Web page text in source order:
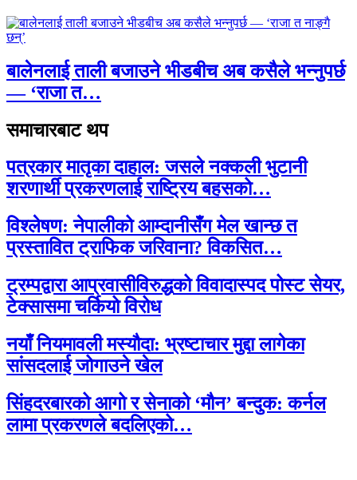
बालेनलाई ताली बजाउने भीडबीच अब कसैले भन्नुपर्छ
— ‘राजा त…
समाचारबाट थप
पत्रकार मातृका दाहाल: जसले नक्कली भुटानी
शरणार्थी प्रकरणलाई राष्ट्रिय बहसको…
विश्लेषण: नेपालीको आम्दानीसँग मेल खान्छ त
प्रस्तावित ट्राफिक जरिवाना? विकसित…
ट्रम्पद्वारा आप्रवासीविरुद्धको विवादास्पद पोस्ट सेयर,
टेक्सासमा चर्कियो विरोध
नयाँ नियमावली मस्यौदा: भ्रष्टाचार मुद्दा लागेका
सांसदलाई जोगाउने खेल
सिंहदरबारको आगो र सेनाको ‘मौन’ बन्दुक: कर्नल
लामा प्रकरणले बदलिएको…